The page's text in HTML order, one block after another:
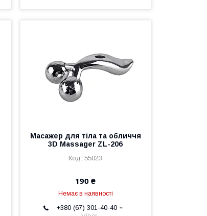
Масажер для тіла та обличчя
3D Massager ZL-206
55023
190 ₴
Немає в наявності
+380 (67) 301-40-40